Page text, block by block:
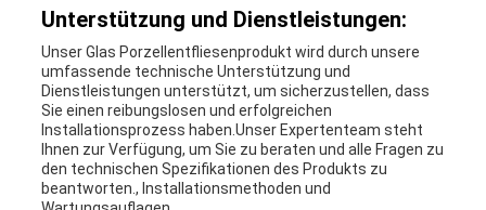
Unterstützung und Dienstleistungen:
Unser Glas Porzellentfliesenprodukt wird durch unsere
umfassende technische Unterstützung und
Dienstleistungen unterstützt, um sicherzustellen, dass
Sie einen reibungslosen und erfolgreichen
Installationsprozess haben.Unser Expertenteam steht
Ihnen zur Verfügung, um Sie zu beraten und alle Fragen zu
den technischen Spezifikationen des Produkts zu
beantworten., Installationsmethoden und